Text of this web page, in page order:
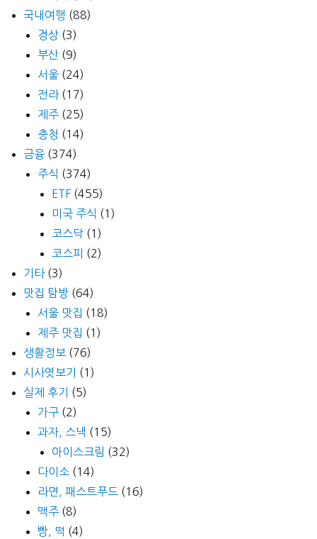
국내여행 (88)
경상 (3)
부산 (9)
서울 (24)
전라(17)
제주 (25)
충청 (14)
금융 (374)
주식 (374)
ETF (455)
미국 주식 (1)
코스닥 (1)
코스피 (2)
기타(3)
맛집 탐방 (64)
서울 맛집 (18)
제주 맛집 (1)
생활정보 (76)
시사엿보기
(1)
실제 후기
(5)
가구 (2)
과자, 스낵 (15)
아이스크림 (32)
다이소 (14)
라면, 패스트푸드 (16)
맥주 (8)
빵, 떡 (4)